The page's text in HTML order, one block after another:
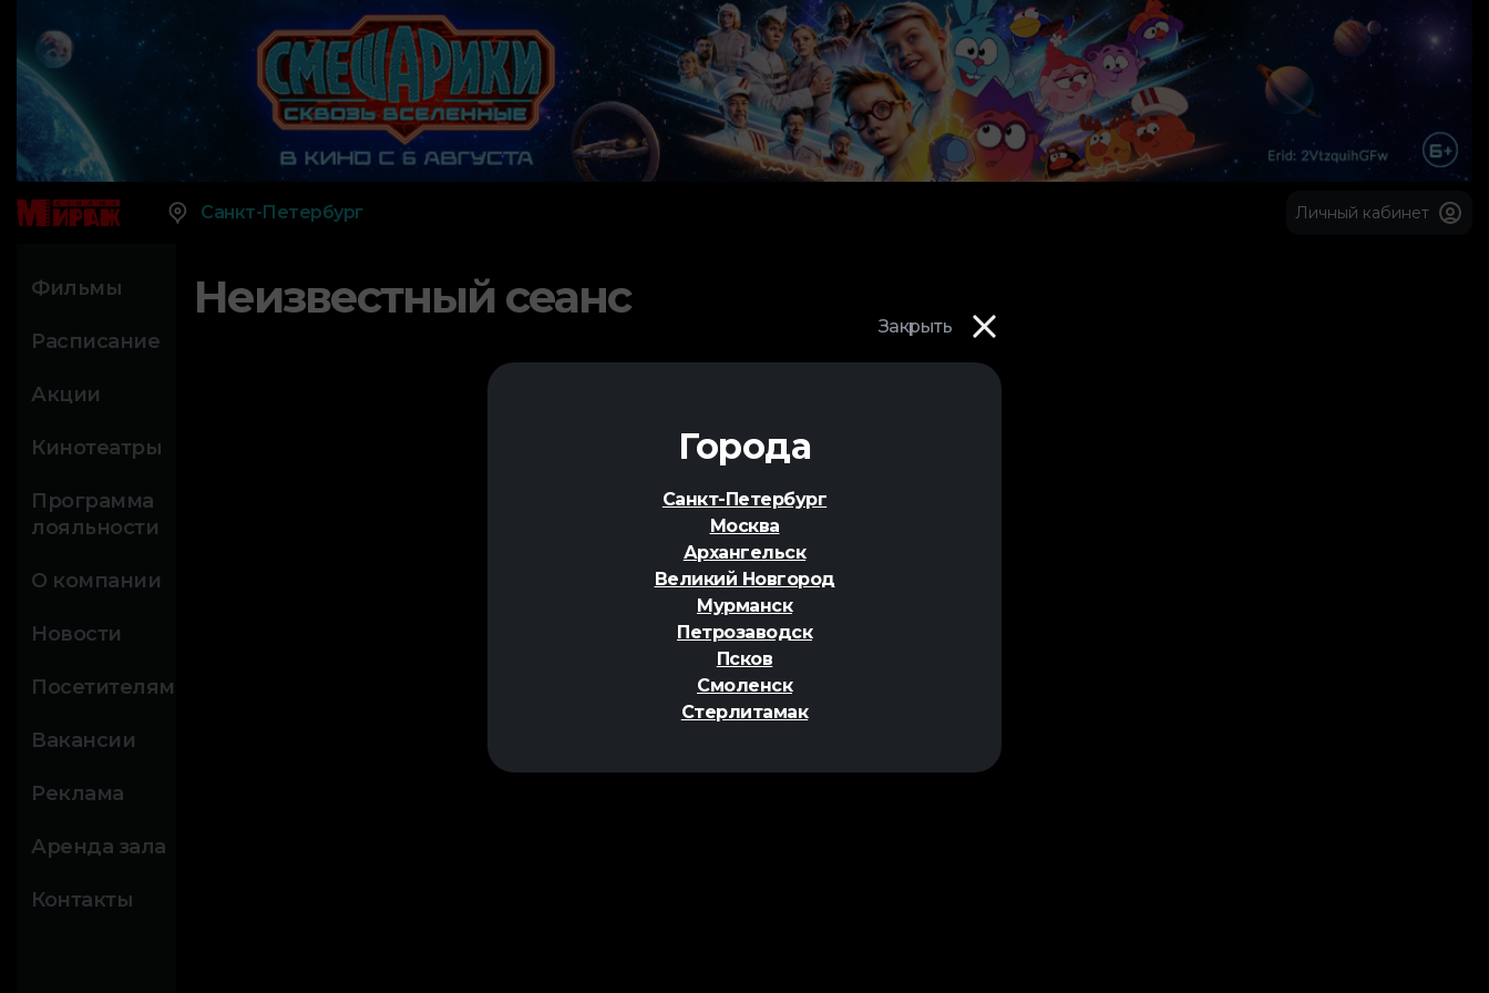
Закрыть
Города
Санкт-Петербург
Москва
Архангельск
Великий Новгород
Мурманск
Петрозаводск
Псков
Смоленск
Стерлитамак
Санкт-Петербург Личный кабинет
Фильмы
Расписание
Акции
Кинотеатры
Программа
лояльности
О компании
Новости
Посетителям
Вакансии
Реклама
Аренда зала
Контакты
Неизвестный сеанс